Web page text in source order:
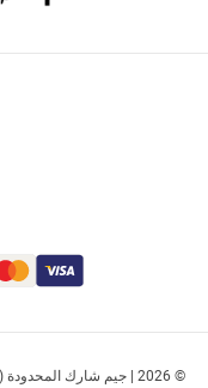
© 2026 | جيم شارك المحدودة (ذ.م.م) | شركة الطاير إنسغنيا| جميع الحقوق محفوظة